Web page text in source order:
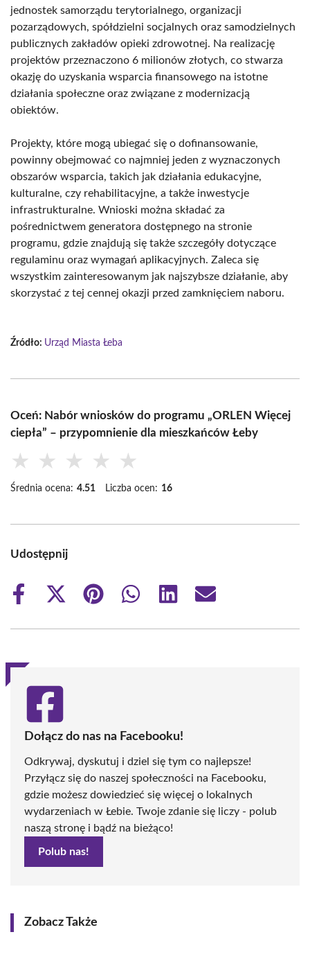
jednostek samorządu terytorialnego, organizacji
pozarządowych, spółdzielni socjalnych oraz samodzielnych
publicznych zakładów opieki zdrowotnej. Na realizację
projektów przeznaczono 6 milionów złotych, co stwarza
okazję do uzyskania wsparcia finansowego na istotne
działania społeczne oraz związane z modernizacją
obiektów.
Projekty, które mogą ubiegać się o dofinansowanie,
powinny obejmować co najmniej jeden z wyznaczonych
obszarów wsparcia, takich jak działania edukacyjne,
kulturalne, czy rehabilitacyjne, a także inwestycje
infrastrukturalne. Wnioski można składać za
pośrednictwem generatora dostępnego na stronie
programu, gdzie znajdują się także szczegóły dotyczące
regulaminu oraz wymagań aplikacyjnych. Zaleca się
wszystkim zainteresowanym jak najszybsze działanie, aby
skorzystać z tej cennej okazji przed zamknięciem naboru.
Źródło: Urząd Miasta Łeba
Oceń: Nabór wniosków do programu „ORLEN Więcej
ciepła” – przypomnienie dla mieszkańców Łeby
★ ★ ★ ★ ★
Średnia ocena: 4.51 Liczba ocen: 16
Udostępnij
Share
Share
(Twitter)
Share
Share
Share
Share
Dołącz do nas na Facebooku!
Odkrywaj, dyskutuj i dziel się tym co najlepsze!
Przyłącz się do naszej społeczności na Facebooku,
gdzie możesz dowiedzieć się więcej o lokalnych
wydarzeniach w Łebie. Twoje zdanie się liczy - polub
naszą stronę i bądź na bieżąco!
Polub nas!
Zobacz Także